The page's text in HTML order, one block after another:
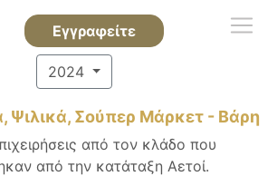
Εγγραφείτε
2024
Ψιλικά, Σούπερ Μάρκετ - Βάρη
από τον κλάδο που
από την κατάταξη Αετοί.